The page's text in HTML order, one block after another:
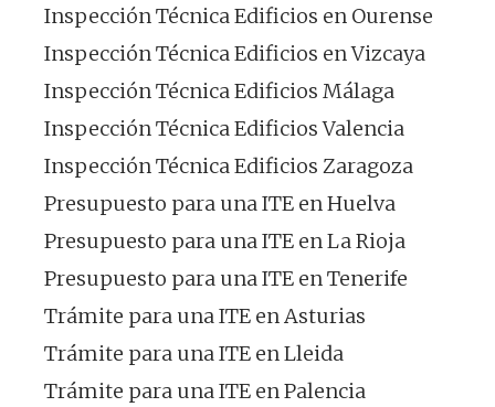
Inspección Técnica Edificios en Ourense
Inspección Técnica Edificios en Vizcaya
Inspección Técnica Edificios Málaga
Inspección Técnica Edificios Valencia
Inspección Técnica Edificios Zaragoza
Presupuesto para una ITE en Huelva
Presupuesto para una ITE en La Rioja
Presupuesto para una ITE en Tenerife
Trámite para una ITE en Asturias
Trámite para una ITE en Lleida
Trámite para una ITE en Palencia